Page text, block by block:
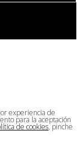
experiencia de
para la aceptación
de cookies, pinche